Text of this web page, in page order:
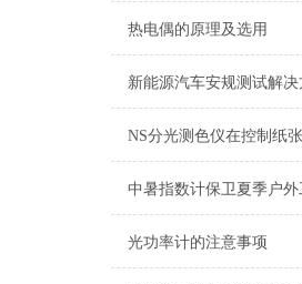
热电偶的原理及选用
新能源汽车安规测试解决
光功率计的注意事项